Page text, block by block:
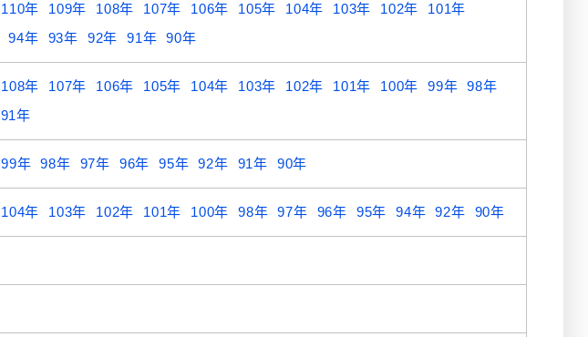
110年 109年 108年 107年 106年 105年 104年 103年 102年
101年
94年 93年 92年 91年 90年
108年 107年 106年 105年 104年 103年 102年 101年 100年 99年
98年
91年
99年 98年 97年 96年 95年 92年 91年 90年
104年 103年 102年 101年 100年 98年 97年 96年 95年 94年 92年 90年